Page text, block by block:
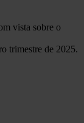
vista sobre o
trimestre de 2025.